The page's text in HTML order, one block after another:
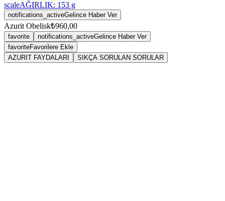
scaleAĞIRLIK: 153 g
notifications_activeGelince Haber Ver
Azurit Obelisk₺960,00
favorite notifications_activeGelince Haber Ver
favoriteFavorilere Ekle
AZURIT FAYDALARI
SIKÇA SORULAN SORULAR